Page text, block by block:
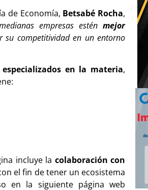
de Economía, Betsabé Rocha,
empresas estén mejor
su competitividad en un entorno
en la materia,
incluye la colaboración con
el fin de tener un ecosistema
en la siguiente página web